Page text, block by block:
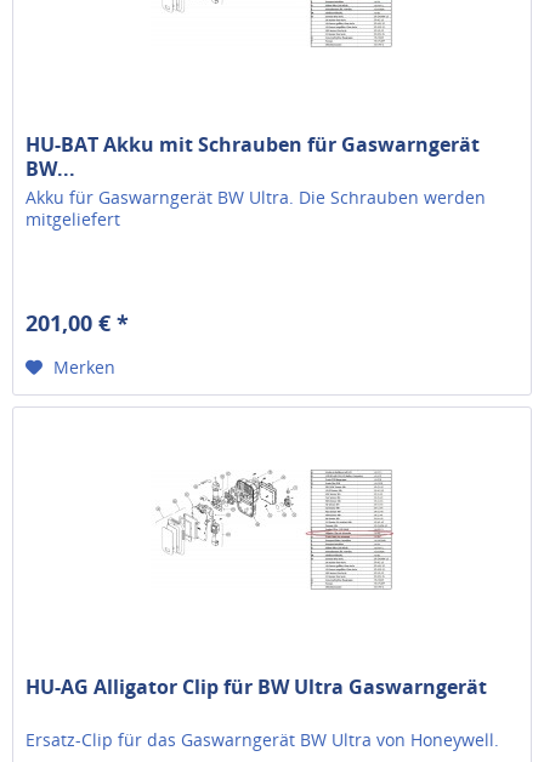
HU-BAT Akku mit Schrauben für Gaswarngerät
BW...
Akku für Gaswarngerät BW Ultra. Die Schrauben werden
mitgeliefert
201,00 € *
Merken
HU-AG Alligator Clip für BW Ultra Gaswarngerät
Ersatz-Clip für das Gaswarngerät BW Ultra von Honeywell.